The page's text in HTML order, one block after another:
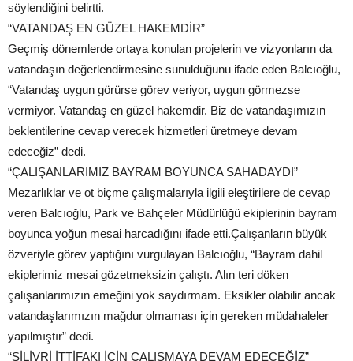
söylendiğini belirtti.
“VATANDAŞ EN GÜZEL HAKEMDİR”
Geçmiş dönemlerde ortaya konulan projelerin ve vizyonların da
vatandaşın değerlendirmesine sunulduğunu ifade eden Balcıoğlu,
“Vatandaş uygun görürse görev veriyor, uygun görmezse
vermiyor. Vatandaş en güzel hakemdir. Biz de vatandaşımızın
beklentilerine cevap verecek hizmetleri üretmeye devam
edeceğiz” dedi.
“ÇALIŞANLARIMIZ BAYRAM BOYUNCA SAHADAYDI”
Mezarlıklar ve ot biçme çalışmalarıyla ilgili eleştirilere de cevap
veren Balcıoğlu, Park ve Bahçeler Müdürlüğü ekiplerinin bayram
boyunca yoğun mesai harcadığını ifade etti.Çalışanların büyük
özveriyle görev yaptığını vurgulayan Balcıoğlu, “Bayram dahil
ekiplerimiz mesai gözetmeksizin çalıştı. Alın teri döken
çalışanlarımızın emeğini yok saydırmam. Eksikler olabilir ancak
vatandaşlarımızın mağdur olmaması için gereken müdahaleler
yapılmıştır” dedi.
“SİLİVRİ İTTİFAKI İÇİN ÇALIŞMAYA DEVAM EDECEĞİZ”